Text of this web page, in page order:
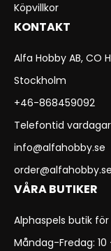
Köpvillkor
KONTAKT
Alfa Hobby AB, CO
Stockholm
+46-868459092
Telefontid vardagar
info@alfahobby.se
order@alfahobby.se
VÅRA BUTIKER
Alphaspels butik
Måndag-Fredag: 10